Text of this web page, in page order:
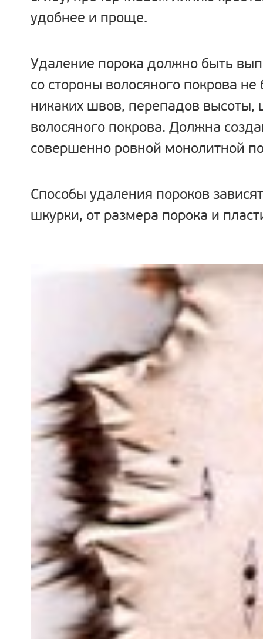
удобнее и проще.
Удаление порока должно быть
со стороны волосяного покрова
никаких швов, перепадов высоты,
волосяного покрова. Должна
совершенно ровной монолитной
Способы удаления пороков
шкурки, от размера порока и